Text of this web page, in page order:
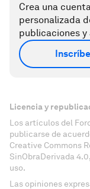
Crea una
personalizada
publicaciones y
Licencia y
Los artículos del
publicarse de
Creative Commons
SinObraDerivada
uso.
Las opiniones